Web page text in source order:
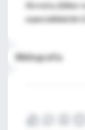
Ferreira, Editor
especialidad de
Bibliografía